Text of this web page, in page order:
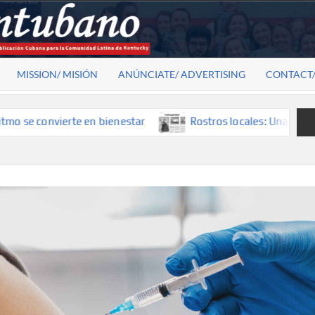
MISSION/ MISIÓN ANÚNCIATE/ ADVERTISING
en bienestar Rostros locales: Una mirada que